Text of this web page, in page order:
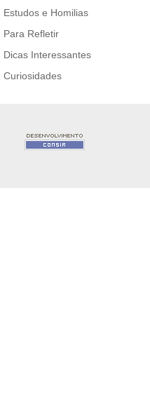
Estudos e Homilias
Para Refletir
Dicas Interessantes
Curiosidades